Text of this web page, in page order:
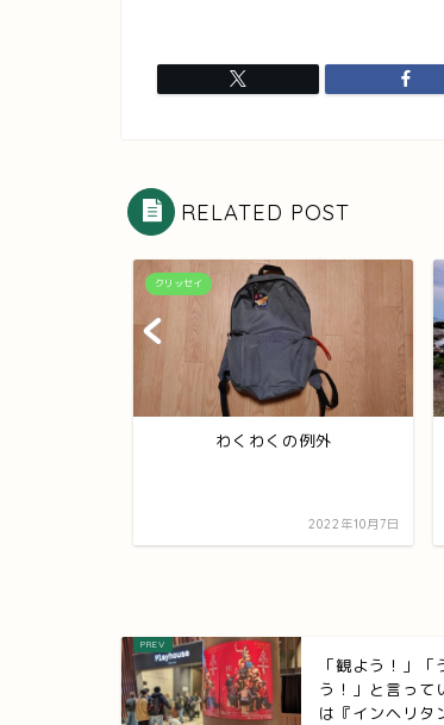
RELATED POST
クリッセイ
わくわくの例外
2022年10月7日
「観よう！」「
う！」と言って
は『インヘリタ